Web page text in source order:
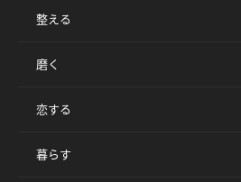
整える
磨く
恋する
暮らす